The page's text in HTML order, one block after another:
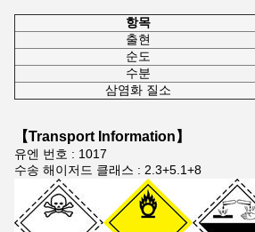
항목
출현
순도
수분
삼염화 질소
【Transport Information】
유엔 번호 : 1017
수송 해이저드 클래스 : 2.3+5.1+8